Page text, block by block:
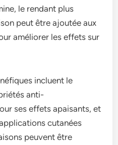
le rendant plus
peut être ajoutée aux
améliorer les effets sur
incluent le
anti-
ses effets apaisants, et
cutanées
peuvent être